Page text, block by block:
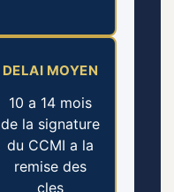
DELAI MOYEN
10 a 14 mois
de la signature
du CCMI a la
remise des
cles